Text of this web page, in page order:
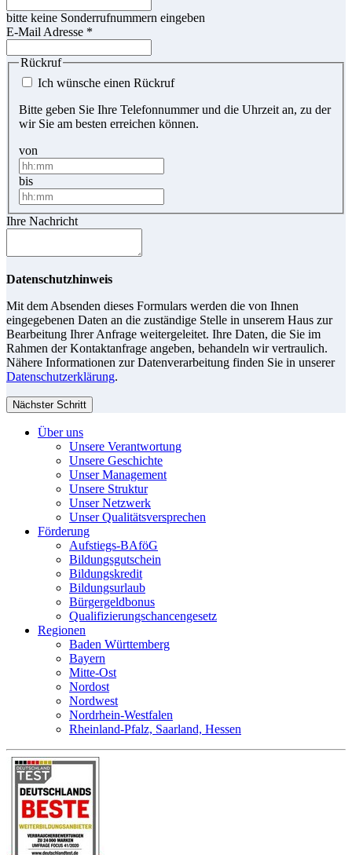
bitte keine Sonderrufnummern eingeben
E-Mail Adresse *
Rückruf
Ich wünsche einen Rückruf
Bitte geben Sie Ihre Telefonnummer und die Uhrzeit an, zu der
wir Sie am besten erreichen können.
von
bis
Ihre Nachricht
Datenschutzhinweis
Mit dem Absenden dieses Formulars werden die von Ihnen
eingegebenen Daten an die zuständige Stelle in unserem Haus zur
Bearbeitung Ihrer Anfrage weitergeleitet. Ihre Daten, die Sie im
Rahmen der Kontaktanfrage angeben, behandeln wir vertraulich.
Nähere Informationen zur Datenverarbeitung finden Sie in unserer
Datenschutzerklärung.
Nächster Schritt
Über uns
Unsere Verantwortung
Unsere Geschichte
Unser Management
Unsere Struktur
Unser Netzwerk
Unser Qualitätsversprechen
Förderung
Aufstiegs-BAföG
Bildungsgutschein
Bildungskredit
Bildungsurlaub
Bürgergeldbonus
Qualifizierungschancengesetz
Regionen
Baden Württemberg
Bayern
Mitte-Ost
Nordost
Nordwest
Nordrhein-Westfalen
Rheinland-Pfalz, Saarland, Hessen